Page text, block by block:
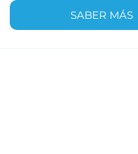
SABER MÁS